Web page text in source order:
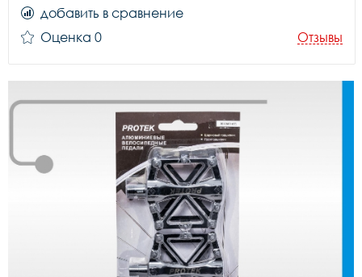
добавить в сравнение
Оценка 0
Отзывы